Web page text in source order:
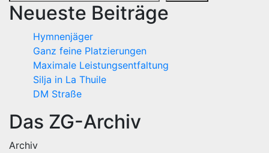
Neueste Beiträge
Hymnenjäger
Ganz feine Platzierungen
Maximale Leistungsentfaltung
Silja in La Thuile
DM Straße
Das ZG-Archiv
Archiv